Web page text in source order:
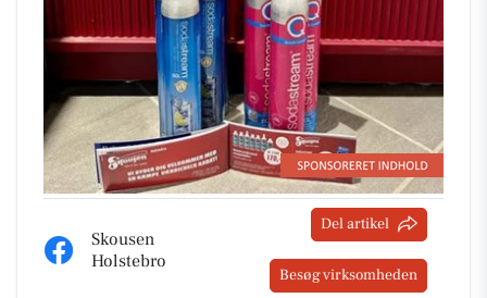
Skousen
Holstebro
Del artikel
Besøg virksomheden